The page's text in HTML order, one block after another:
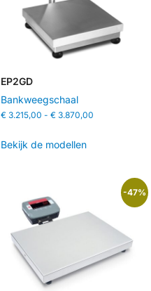
EP2GD
Bankweegschaal
€3.215,00 - €3.870,00
Bekijk de modellen
-47%